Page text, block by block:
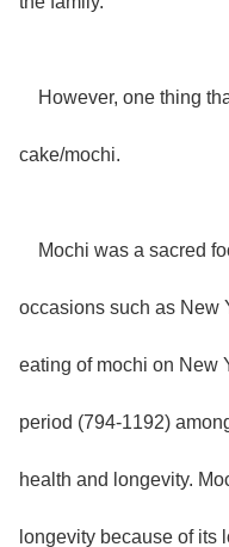
However, one thing
cake/mochi.
Mochi was a sacred
occasions such as New
eating of mochi on New
period (794-1192)
health and longevity.
longevity because of its